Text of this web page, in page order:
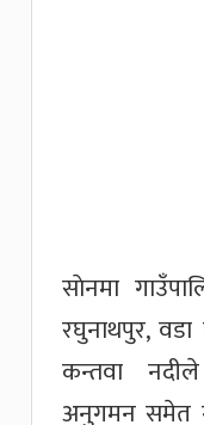
साेनमा
रघुनाथपुर,
कन्तवा
अनुगमन समेत